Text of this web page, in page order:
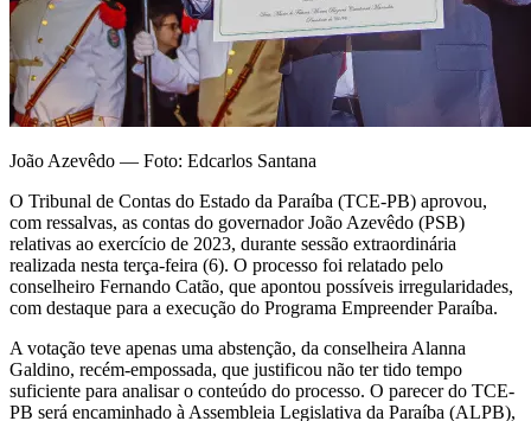
João Azevêdo — Foto: Edcarlos Santana
O Tribunal de Contas do Estado da Paraíba (TCE-PB) aprovou,
com ressalvas, as contas do governador João Azevêdo (PSB)
relativas ao exercício de 2023, durante sessão extraordinária
realizada nesta terça-feira (6). O processo foi relatado pelo
conselheiro Fernando Catão, que apontou possíveis irregularidades,
com destaque para a execução do Programa Empreender Paraíba.
A votação teve apenas uma abstenção, da conselheira Alanna
Galdino, recém-empossada, que justificou não ter tido tempo
suficiente para analisar o conteúdo do processo. O parecer do TCE-
PB será encaminhado à Assembleia Legislativa da Paraíba (ALPB),